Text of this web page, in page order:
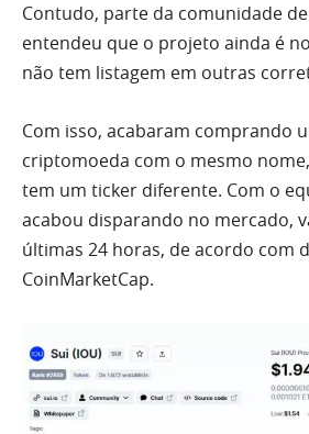
Contudo, parte da comunidade
entendeu que o projeto ainda é
não tem listagem em outras
Com isso, acabaram comprando
criptomoeda com o mesmo
tem um ticker diferente. Com o
acabou disparando no mercado,
últimas 24 horas, de acordo com
CoinMarketCap.